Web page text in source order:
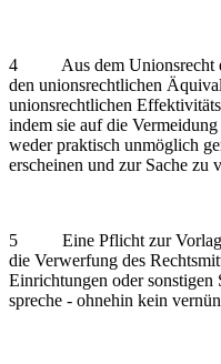
4 Aus dem Unionsrecht
den unionsrechtlichen
unionsrechtlichen
indem sie auf die
weder praktisch unmöglich
erscheinen und zur Sache zu
5 Eine Pflicht zur Vorlage
die Verwerfung des
Einrichtungen oder sonstigen
spreche - ohnehin kein